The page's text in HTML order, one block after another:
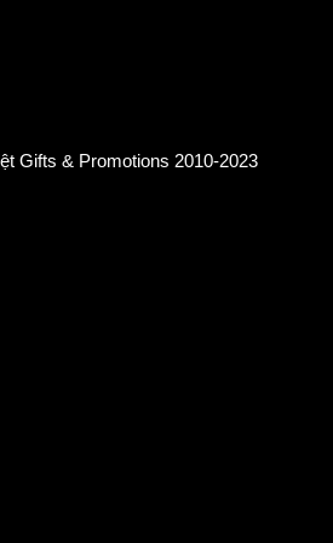
Gifts & Promotions 2010-2023